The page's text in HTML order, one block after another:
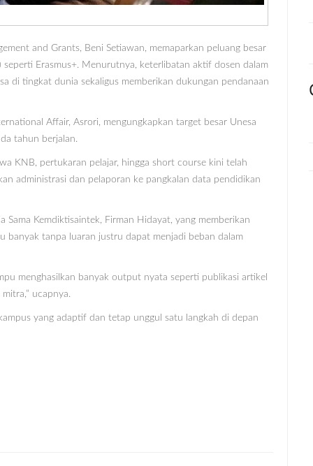
and Grants, Beni Setiawan, memaparkan peluang besar
Erasmus+. Menurutnya, keterlibatan aktif dosen dalam
di tingkat dunia sekaligus memberikan dukungan pendanaan
Affair, Asrori, mengungkapkan target besar Unesa
tahun berjalan.
KNB, pertukaran pelajar, hingga short course kini telah
administrasi dan pelaporan ke pangkalan data pendidikan
Sama Kemdiktisaintek, Firman Hidayat, yang memberikan
banyak tanpa luaran justru dapat menjadi beban dalam
menghasilkan banyak output nyata seperti publikasi artikel
ucapnya.
yang adaptif dan tetap unggul satu langkah di depan